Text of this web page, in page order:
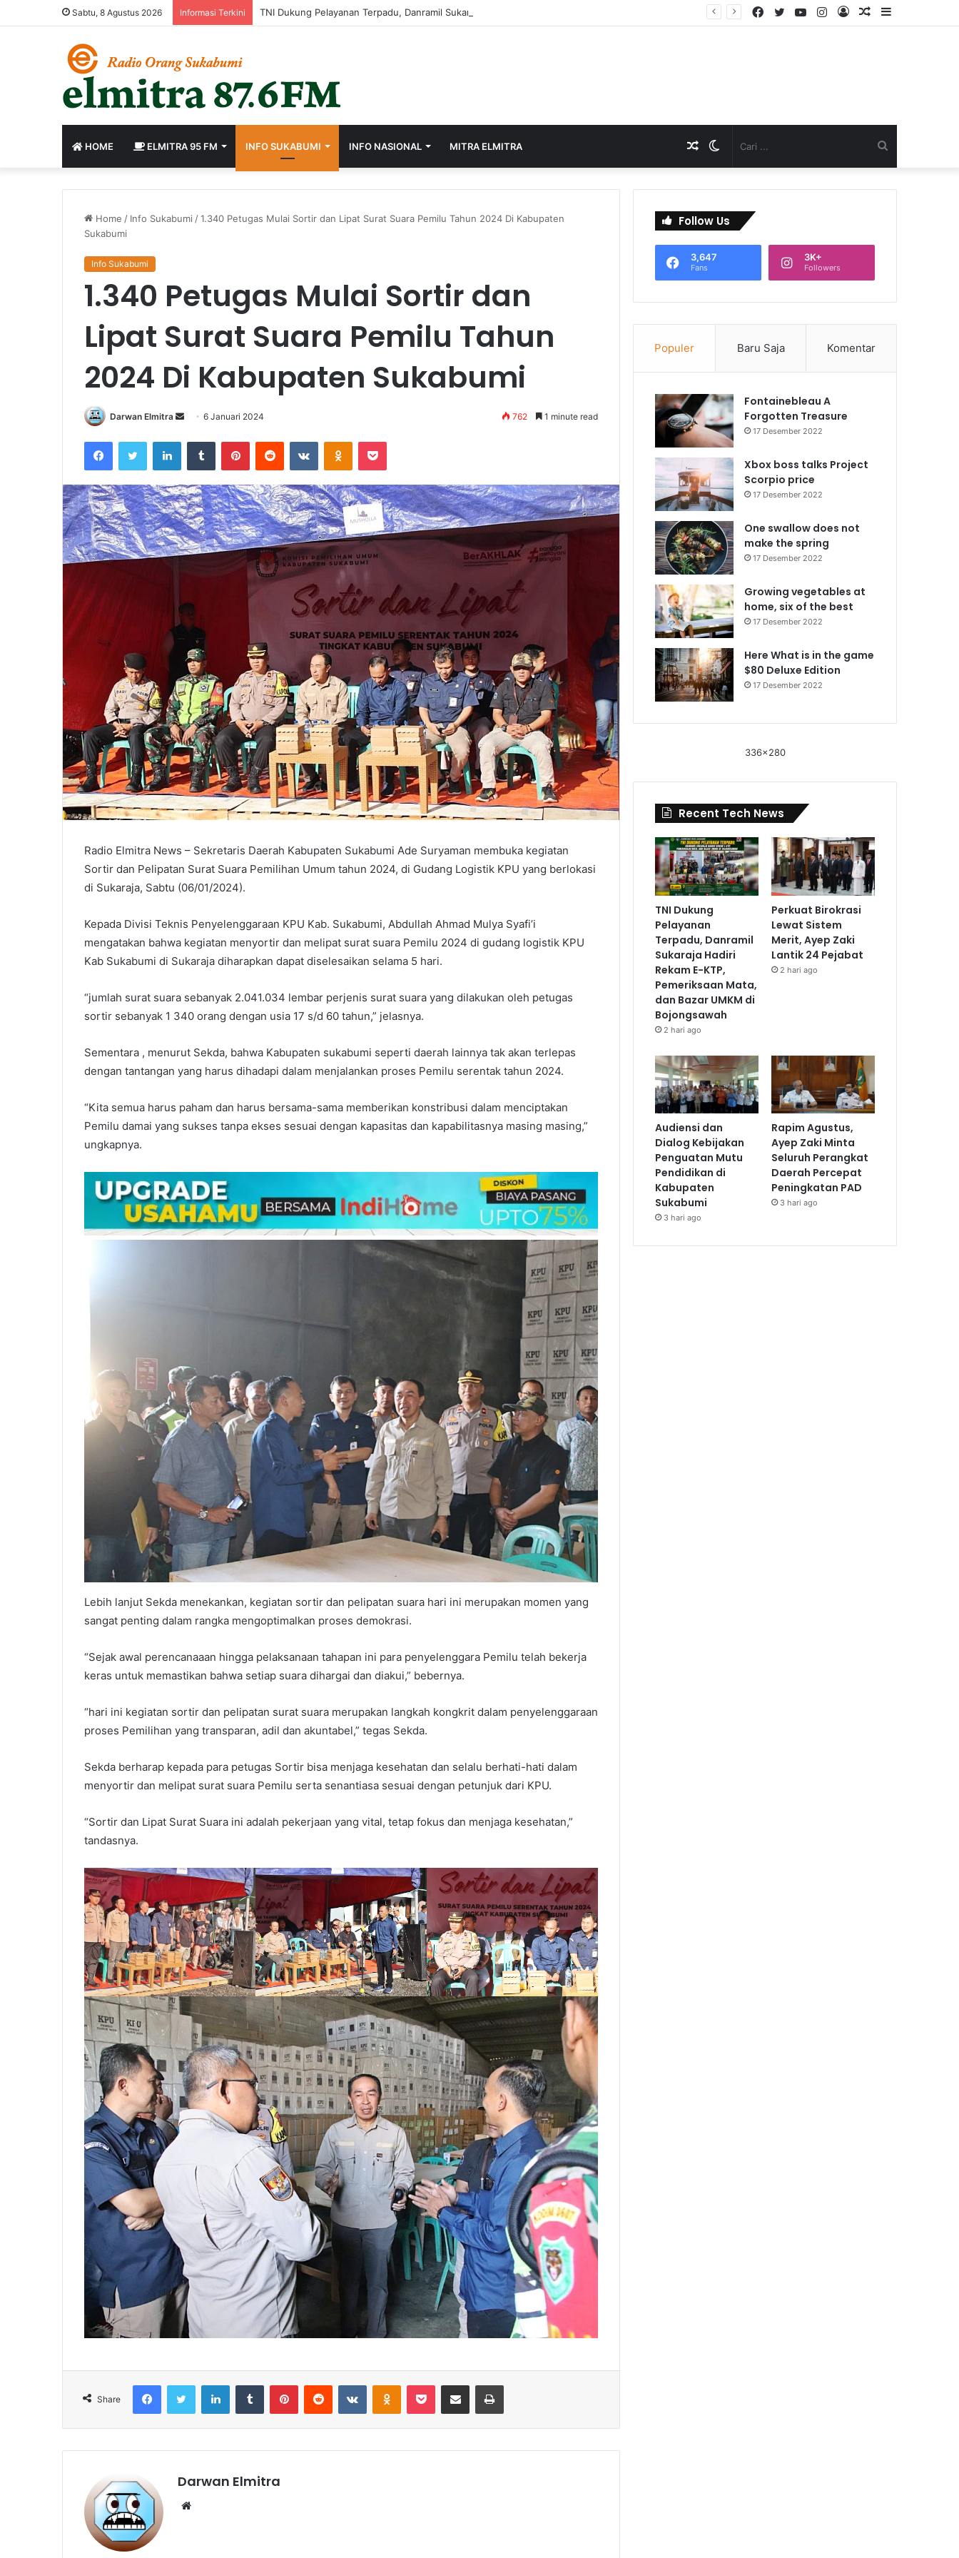
Sabtu, 8 Agustus 2026 Informasi Terkini Sidebar
Artikel
Log
Instagram
YouTube
Twitter
Facebook
HOME ELMITRA 95 FM INFO SUKABUMI INFO NASIONAL MITRA ELMITRA
...
Switch
skin
Artikel
Acak
Home / Info Sukabumi /1.340 Petugas Mulai Sortir dan Lipat Surat Suara Pemilu Tahun 2024 Di Kabupaten
Sukabumi
Info Sukabumi
1.340 Petugas Mulai Sortir dan
Lipat Surat Suara Pemilu Tahun
2024 Di Kabupaten Sukabumi
Darwan Elmitra
Send
email
6 Januari 2024 762 1 minute read
FacebookTwitter LinkedInTumblr PinterestReddit VKontakteOdnoklassniki
Pocket
Radio Elmitra News – Sekretaris Daerah Kabupaten Sukabumi Ade Suryaman membuka kegiatan
Sortir dan Pelipatan Surat Suara Pemilihan Umum tahun 2024, di Gudang Logistik KPU yang berlokasi
di Sukaraja, Sabtu (06/01/2024).
Kepada Divisi Teknis Penyelenggaraan KPU Kab. Sukabumi, Abdullah Ahmad Mulya Syafi’i
mengatakan bahwa kegiatan menyortir dan melipat surat suara Pemilu 2024 di gudang logistik KPU
Kab Sukabumi di Sukaraja diharapkan dapat diselesaikan selama 5 hari.
“jumlah surat suara sebanyak 2.041.034 lembar perjenis surat suara yang dilakukan oleh petugas
sortir sebanyak 1 340 orang dengan usia 17 s/d 60 tahun,” jelasnya.
Sementara , menurut Sekda, bahwa Kabupaten sukabumi seperti daerah lainnya tak akan terlepas
dengan tantangan yang harus dihadapi dalam menjalankan proses Pemilu serentak tahun 2024.
“Kita semua harus paham dan harus bersama-sama memberikan konstribusi dalam menciptakan
Pemilu damai yang sukses tanpa ekses sesuai dengan kapasitas dan kapabilitasnya masing masing,”
ungkapnya.
Lebih lanjut Sekda menekankan, kegiatan sortir dan pelipatan suara hari ini merupakan momen yang
sangat penting dalam rangka mengoptimalkan proses demokrasi.
“Sejak awal perencanaaan hingga pelaksanaan tahapan ini para penyelenggara Pemilu telah bekerja
keras untuk memastikan bahwa setiap suara dihargai dan diakui,” bebernya.
“hari ini kegiatan sortir dan pelipatan surat suara merupakan langkah kongkrit dalam penyelenggaraan
proses Pemilihan yang transparan, adil dan akuntabel,” tegas Sekda.
Sekda berharap kepada para petugas Sortir bisa menjaga kesehatan dan selalu berhati-hati dalam
menyortir dan melipat surat suara Pemilu serta senantiasa sesuai dengan petunjuk dari KPU.
“Sortir dan Lipat Surat Suara ini adalah pekerjaan yang vital, tetap fokus dan menjaga kesehatan,”
tandasnya.
Share
FacebookTwitter LinkedInTumblr PinterestReddit VKontakteOdnoklassniki
Pocket Share via Email Print
Darwan Elmitra
Website
Follow Us
3,647
Fans
3K+
Followers
Populer Baru Saja Komentar
Fontainebleau A
Forgotten Treasure
17 Desember 2022
Xbox boss talks Project
Scorpio price
17 Desember 2022
One swallow does not
make the spring
17 Desember 2022
Growing vegetables at
home, six of the best
17 Desember 2022
Here What is in the game
$80 Deluxe Edition
17 Desember 2022
336x280
Recent Tech News
TNI Dukung
Pelayanan
Terpadu, Danramil
Sukaraja Hadiri
Rekam E-KTP,
Pemeriksaan Mata,
dan Bazar UMKM di
Bojongsawah
2 hari ago
Perkuat Birokrasi
Lewat Sistem
Merit, Ayep Zaki
Lantik 24 Pejabat
2 hari ago
Audiensi dan
Dialog Kebijakan
Penguatan Mutu
Pendidikan di
Kabupaten
Sukabumi
3 hari ago
Rapim Agustus,
Ayep Zaki Minta
Seluruh Perangkat
Daerah Percepat
Peningkatan PAD
3 hari ago